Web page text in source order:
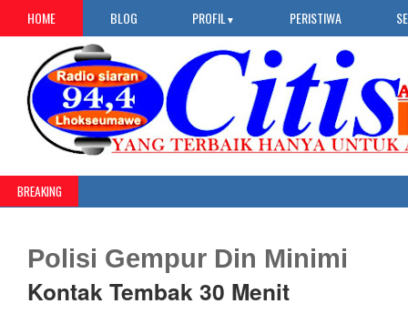
HOME BLOG PROFIL ▼ PERISTIWA
BREAKING
Polisi Gempur Din Minimi
Kontak Tembak 30 Menit